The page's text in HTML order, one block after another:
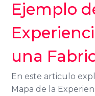
Ejemplo
una
En este articulo
Mapa de la